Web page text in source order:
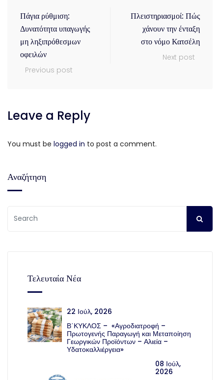
Πάγια ρύθμιση:
Δυνατότητα υπαγωγής
μη ληξιπρόθεσμων
οφειλών
Previous post
Πλειστηριασμοί: Πώς
χάνουν την ένταξη
στο νόμο Κατσέλη
Next post
Leave a Reply
You must be logged in to post a comment.
Αναζήτηση
Τελευταία Νέα
22 Ιούλ, 2026
Β΄ΚΥΚΛΟΣ – «Αγροδιατροφή –
Πρωτογενής Παραγωγή και Μεταποίηση
Γεωργικών Προϊόντων – Αλιεία –
Υδατοκαλλιέργεια»
08 Ιούλ,
2026